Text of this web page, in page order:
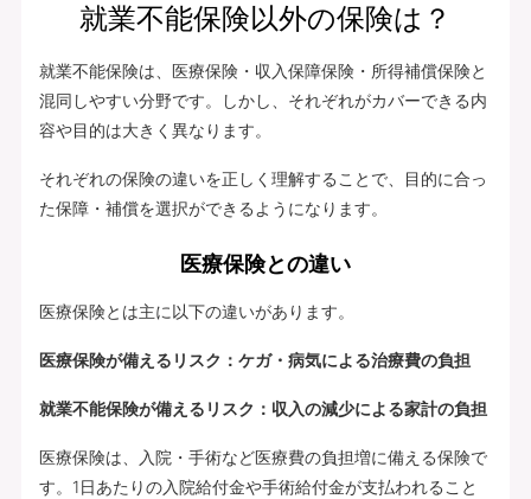
就業不能保険以外の保険は？
就業不能保険は、医療保険・収入保障保険・所得補償保険と
混同しやすい分野です。しかし、それぞれがカバーできる内
容や目的は大きく異なります。
それぞれの保険の違いを正しく理解することで、目的に合っ
た保障・補償を選択ができるようになります。
医療保険との違い
医療保険とは主に以下の違いがあります。
医療保険が備えるリスク：ケガ・病気による治療費の負担
就業不能保険が備えるリスク：収入の減少による家計の負担
医療保険は、入院・手術など医療費の負担増に備える保険で
す。1日あたりの入院給付金や手術給付金が支払われること